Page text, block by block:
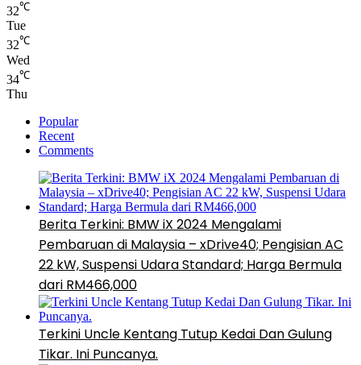
32℃
Tue
32℃
Wed
34℃
Thu
Popular
Recent
Comments
Berita Terkini: BMW iX 2024 Mengalami
Pembaruan di Malaysia – xDrive40; Pengisian AC
22 kW, Suspensi Udara Standard; Harga Bermula
dari RM466,000
Terkini Uncle Kentang Tutup Kedai Dan Gulung
Tikar. Ini Puncanya.